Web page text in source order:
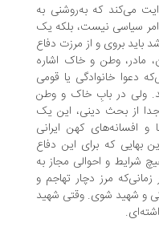
که به‌روشنی به
نیست، بلکه یک
و از مرزت دفاع
وطن و خاک اشاره
خانوادگی یا قومی
در بابِ خاک و وطن
بحث دینی، این یک
کهن ایرانی
که برای این دفاع
و احوالی مجاز به
مرز دچار تهاجم و
شوی. وقتی شهید